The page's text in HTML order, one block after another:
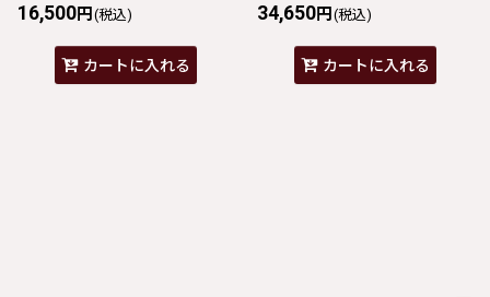
16,500円 (税込)
カートに入れる
34,650円 (税込)
カートに入れる